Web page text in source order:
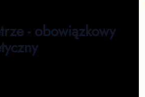
- obowiązkowy